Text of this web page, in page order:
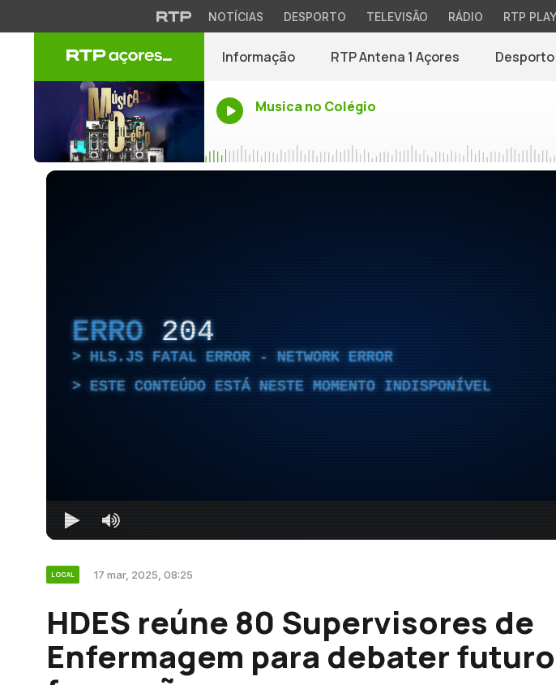
NOTÍCIAS DESPORTO TELEVISÃO RÁDIO RTP PLAY
Informação RTP Antena 1 Açores Desporto
Musica no Colégio
ERRO 204
HLS.JS FATAL ERROR - NETWORK ERROR
ESTE CONTEÚDO ESTÁ NESTE MOMENTO INDISPONÍVEL
LOCAL 17 mar, 2025, 08:25
HDES reúne 80 Supervisores de
Enfermagem para debater